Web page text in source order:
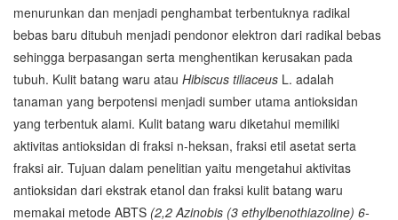
menurunkan dan menjadi penghambat terbentuknya radikal
bebas baru ditubuh menjadi pendonor elektron dari radikal bebas
sehingga berpasangan serta menghentikan kerusakan pada
tubuh. Kulit batang waru atau Hibiscus tiliaceus L. adalah
tanaman yang berpotensi menjadi sumber utama antioksidan
yang terbentuk alami. Kulit batang waru diketahui memiliki
aktivitas antioksidan di fraksi n-heksan, fraksi etil asetat serta
fraksi air. Tujuan dalam penelitian yaitu mengetahui aktivitas
antioksidan dari ekstrak etanol dan fraksi kulit batang waru
memakai metode ABTS (2,2 Azinobis (3 ethylbenothiazoline) 6-